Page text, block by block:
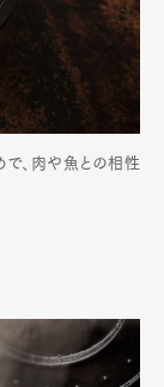
で、肉や魚との相性